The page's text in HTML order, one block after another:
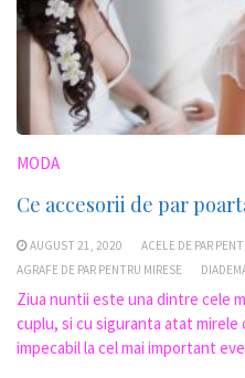
MODA
Ce accesorii de par
AUGUST 21, 2020
ACELE DE PAR
AGRAFE DE PAR PENTRU MIRESE
Ziua nuntii este una dintre cele
cuplu, si cu siguranta atat mirele
impecabil la cel mai important